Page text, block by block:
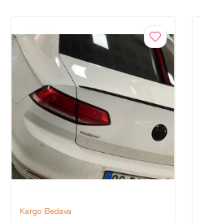
Kargo Bedava